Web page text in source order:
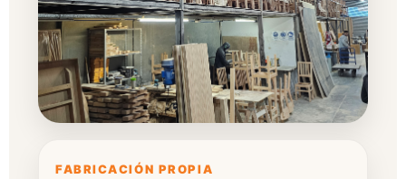
FABRICACIÓN PROPIA